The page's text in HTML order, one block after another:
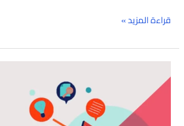
قراءة المزيد »
شركه
خدمات
تسويقية